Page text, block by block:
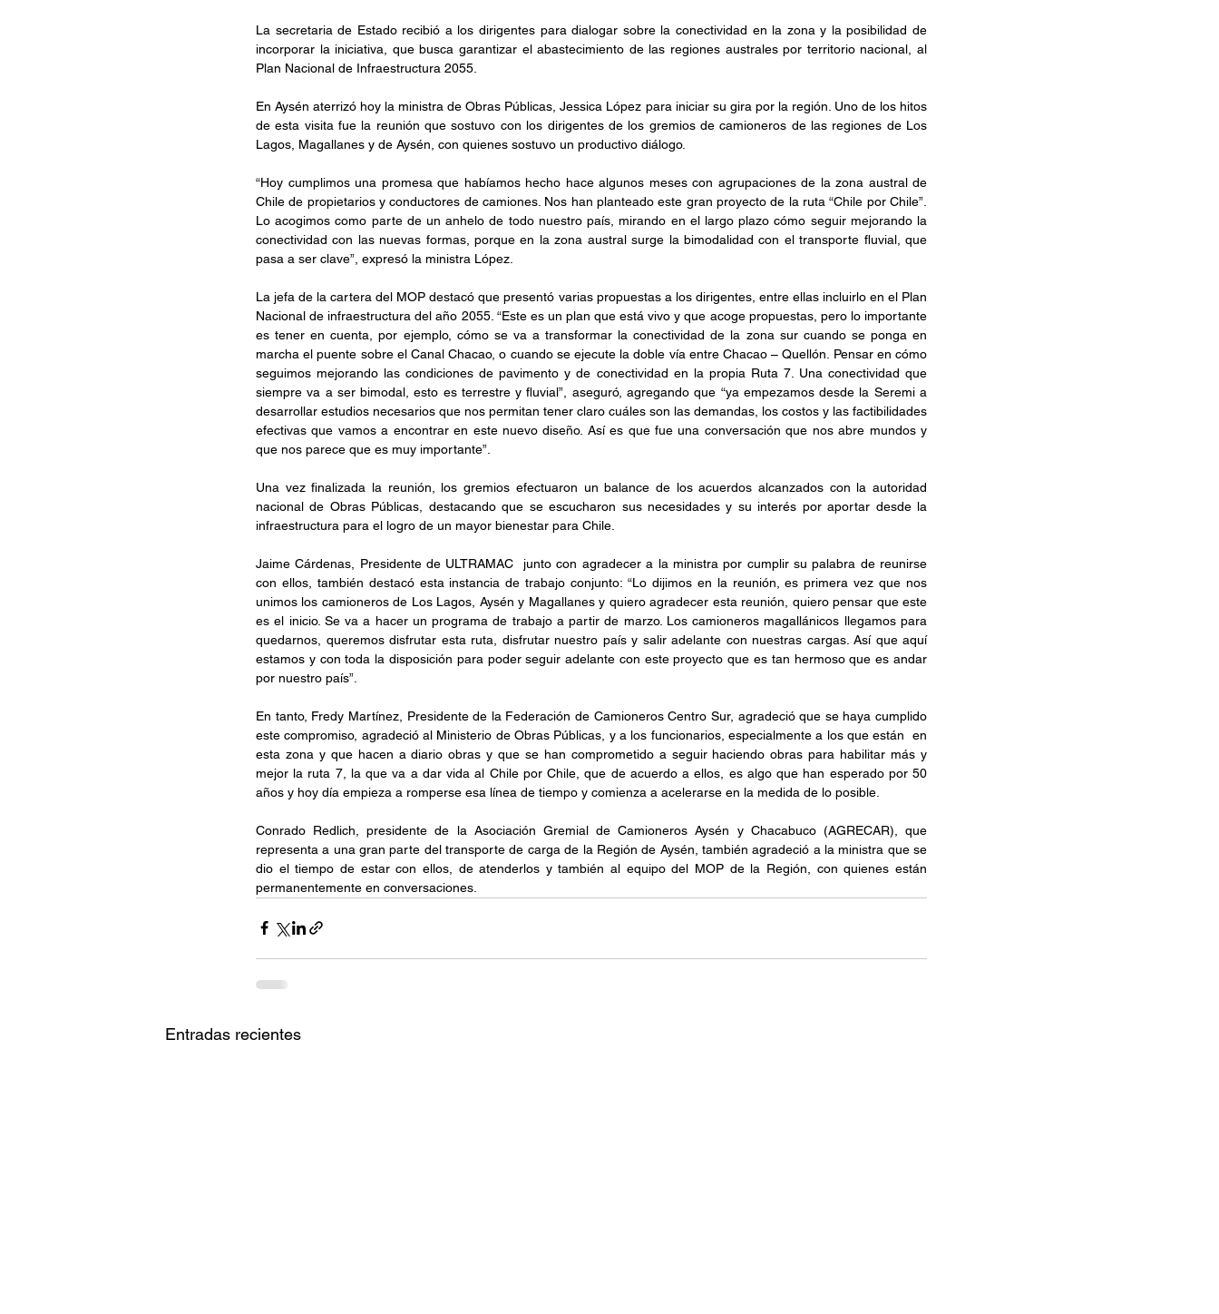
La secretaria de Estado recibió a los dirigentes para dialogar sobre la conectividad en la zona y la posibilidad de
incorporar la iniciativa, que busca garantizar el abastecimiento de las regiones australes por territorio nacional, al
Plan Nacional de Infraestructura 2055.
En Aysén aterrizó hoy la ministra de Obras Públicas, Jessica López para iniciar su gira por la región. Uno de los hitos
de esta visita fue la reunión que sostuvo con los dirigentes de los gremios de camioneros de las regiones de Los
Lagos, Magallanes y de Aysén, con quienes sostuvo un productivo diálogo.
“Hoy cumplimos una promesa que habíamos hecho hace algunos meses con agrupaciones de la zona austral de
Chile de propietarios y conductores de camiones. Nos han planteado este gran proyecto de la ruta “Chile por Chile”.
Lo acogimos como parte de un anhelo de todo nuestro país, mirando en el largo plazo cómo seguir mejorando la
conectividad con las nuevas formas, porque en la zona austral surge la bimodalidad con el transporte fluvial, que
pasa a ser clave”, expresó la ministra López.
La jefa de la cartera del MOP destacó que presentó varias propuestas a los dirigentes, entre ellas incluirlo en el Plan
Nacional de infraestructura del año 2055. “Este es un plan que está vivo y que acoge propuestas, pero lo importante
es tener en cuenta, por ejemplo, cómo se va a transformar la conectividad de la zona sur cuando se ponga en
marcha el puente sobre el Canal Chacao, o cuando se ejecute la doble vía entre Chacao – Quellón. Pensar en cómo
seguimos mejorando las condiciones de pavimento y de conectividad en la propia Ruta 7. Una conectividad que
siempre va a ser bimodal, esto es terrestre y fluvial”, aseguró, agregando que “ya empezamos desde la Seremi a
desarrollar estudios necesarios que nos permitan tener claro cuáles son las demandas, los costos y las factibilidades
efectivas que vamos a encontrar en este nuevo diseño. Así es que fue una conversación que nos abre mundos y
que nos parece que es muy importante”.
Una vez finalizada la reunión, los gremios efectuaron un balance de los acuerdos alcanzados con la autoridad
nacional de Obras Públicas, destacando que se escucharon sus necesidades y su interés por aportar desde la
infraestructura para el logro de un mayor bienestar para Chile.
Jaime Cárdenas, Presidente de ULTRAMAC  junto con agradecer a la ministra por cumplir su palabra de reunirse
con ellos, también destacó esta instancia de trabajo conjunto: “Lo dijimos en la reunión, es primera vez que nos
unimos los camioneros de Los Lagos, Aysén y Magallanes y quiero agradecer esta reunión, quiero pensar que este
es el inicio. Se va a hacer un programa de trabajo a partir de marzo. Los camioneros magallánicos llegamos para
quedarnos, queremos disfrutar esta ruta, disfrutar nuestro país y salir adelante con nuestras cargas. Así que aquí
estamos y con toda la disposición para poder seguir adelante con este proyecto que es tan hermoso que es andar
por nuestro país”.
En tanto, Fredy Martínez, Presidente de la Federación de Camioneros Centro Sur, agradeció que se haya cumplido
este compromiso, agradeció al Ministerio de Obras Públicas, y a los funcionarios, especialmente a los que están  en
esta zona y que hacen a diario obras y que se han comprometido a seguir haciendo obras para habilitar más y
mejor la ruta 7, la que va a dar vida al Chile por Chile, que de acuerdo a ellos, es algo que han esperado por 50
años y hoy día empieza a romperse esa línea de tiempo y comienza a acelerarse en la medida de lo posible.
Conrado Redlich, presidente de la Asociación Gremial de Camioneros Aysén y Chacabuco (AGRECAR), que
representa a una gran parte del transporte de carga de la Región de Aysén, también agradeció a la ministra que se
dio el tiempo de estar con ellos, de atenderlos y también al equipo del MOP de la Región, con quienes están
permanentemente en conversaciones.
Entradas recientes